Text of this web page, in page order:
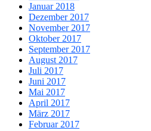
Januar 2018
Dezember 2017
November 2017
Oktober 2017
September 2017
August 2017
Juli 2017
Juni 2017
Mai 2017
April 2017
März 2017
Februar 2017